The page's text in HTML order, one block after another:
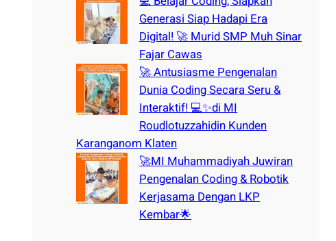
Generasi Siap Hadapi Era
Digital! 🚀 Murid SMP Muh Sinar
Fajar Cawas
🚀 Antusiasme Pengenalan
Dunia Coding Secara Seru &
Interaktif! 💻✨di MI
Roudlotuzzahidin Kunden
Karanganom Klaten
🚀MI Muhammadiyah Juwiran
Pengenalan Coding & Robotik
Kerjasama Dengan LKP
Kembar🌟